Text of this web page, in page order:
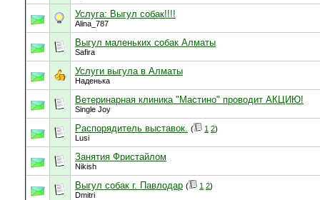
Услуга: Выгул собак!!!!
Alina_787
Выгул маленьких собак Алматы
Safira
Услуги выгула в Алматы
Наденька
Ветеринарная клиника "Мастино" проводит АКЦИЮ!
Single Joy
Распорядитель выставок. ( 1 2)
Lusi
Занятия Фристайлом
Nikish
Выгул собак г. Павлодар ( 1 2)
Dmitri